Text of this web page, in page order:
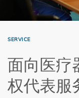
SERVICE
面向医疗
权代表服